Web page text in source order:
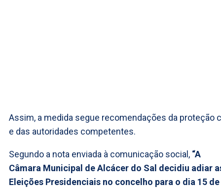
Assim, a medida segue recomendações da proteção
e das autoridades competentes.
Segundo a nota enviada à comunicação social, “A
Câmara Municipal de Alcácer do Sal decidiu adiar
Eleições Presidenciais no concelho para o dia 15 de